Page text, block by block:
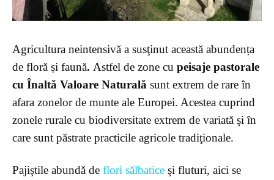
Agricultura neintensivă a susţinut această abundența
de floră și faună. Astfel de zone cu peisaje pastorale
cu Înaltă Valoare Naturală sunt extrem de rare în
afara zonelor de munte ale Europei. Acestea cuprind
zonele rurale cu biodiversitate extrem de variată şi în
care sunt păstrate practicile agricole tradiţionale.
Pajiştile abundă de flori sălbatice şi fluturi, aici se